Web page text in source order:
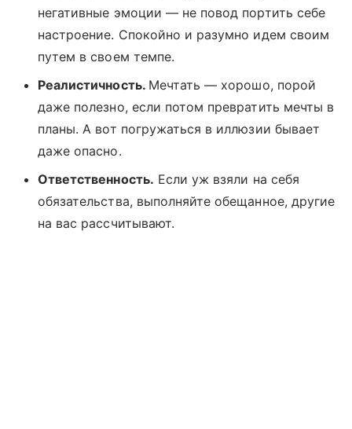
негативные эмоции — не повод портить себе
настроение. Спокойно и разумно идем своим
путем в своем темпе.
Реалистичность. Мечтать — хорошо, порой
даже полезно, если потом превратить мечты в
планы. А вот погружаться в иллюзии бывает
даже опасно.
Ответственность. Если уж взяли на себя
обязательства, выполняйте обещанное, другие
на вас рассчитывают.